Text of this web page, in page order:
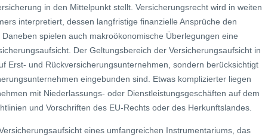
in den Mittelpunkt stellt. Versicherungsrecht wird in weiten
interpretiert, dessen langfristige finanzielle Ansprüche den
spielen auch makroökonomische Überlegungen eine
Der Geltungsbereich der Versicherungsaufsicht in
Erst- und Rückversicherungsunternehmen, sondern berücksichtigt
eingebunden sind. Etwas komplizierter liegen
mit Niederlassungs- oder Dienstleistungsgeschäften auf dem
und Vorschriften des EU-Rechts oder des Herkunftslandes.
eines umfangreichen Instrumentariums, das